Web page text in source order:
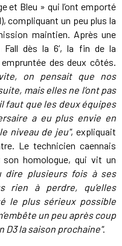
et Bleu » qui l’ont emporté
compliquant un peu plus la
maintien. Après une
Fall dès la 6’, la fin de la
des deux côtés.
on pensait que nos
mais elles ne l’ont pas
faut que les deux équipes
a eu plus envie en
niveau de jeu", expliquait
Le technicien caennais
son homologue, qui vit un
dire plusieurs fois à ses
rien à perdre, qu’elles
le plus sérieux possible
un peu après coup
D3 la saison prochaine".